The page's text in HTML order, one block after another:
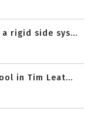
a rigid side sys...
in Tim Leat...